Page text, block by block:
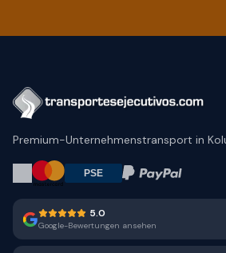
Premium-Unternehmenstransport in
5.0
Google-Bewertungen ansehen